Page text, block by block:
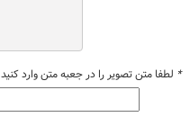
* لطفا متن تصویر را در جعبه متن وارد کنید